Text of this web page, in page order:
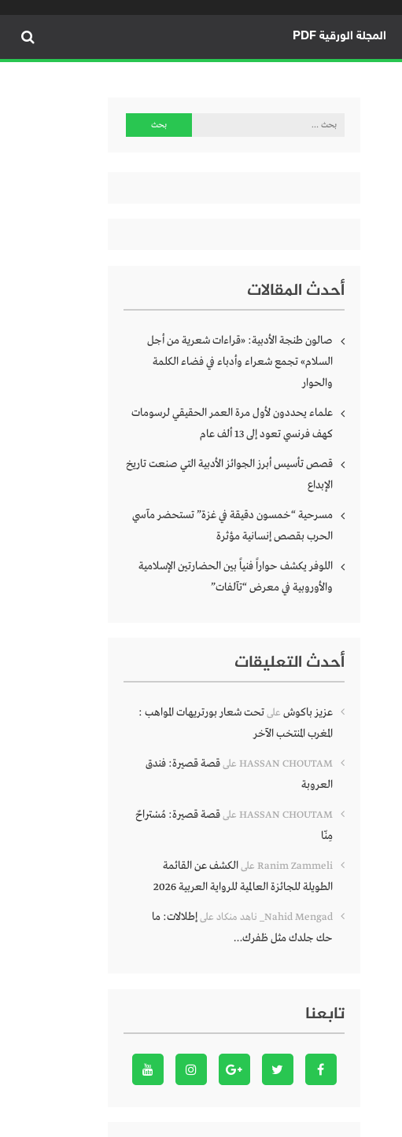
المجلة الورقية PDF
البحث
أحدث المقالات
صالون طنجة الأدبية: «قراءات شعرية من أجل
السلام» تجمع شعراء وأدباء في فضاء الكلمة
والحوار
علماء يحددون لأول مرة العمر الحقيقي لرسومات
كهف فرنسي تعود إلى 13 ألف عام
قصص تأسيس أبرز الجوائز الأدبية التي صنعت تاريخ
الإبداع
مسرحية “خمسون دقيقة في غزة” تستحضر مآسي
الحرب بقصص إنسانية مؤثرة
اللوفر يكشف حواراً فنياً بين الحضارتين الإسلامية
والأوروبية في معرض “تآلفات”
أحدث التعليقات
عزيز باكوش علىتحت شعار بورتريهات المواهب :
المغرب المنتخب الآخر
HASSAN CHOUTAM علىقصة قصيرة: فندق
العروبة
HASSAN CHOUTAM علىقصة قصيرة: مُسْتراحٌ
مِنّا
Ranim Zammeli علىالكشف عن القائمة
الطويلة للجائزة العالمية للرواية العربية 2026
Nahid Mengad_ ناهد منكاد علىإطلالات: ما
حك جلدك مثل ظفرك…
تابعنا